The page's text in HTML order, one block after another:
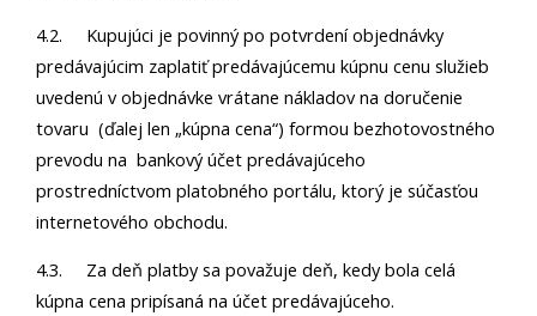
4.2. Kupujúci je povinný po potvrdení objednávky
predávajúcim zaplatiť predávajúcemu kúpnu cenu služieb
uvedenú v objednávke vrátane nákladov na doručenie
tovaru (ďalej len „kúpna cena“) formou bezhotovostného
prevodu na bankový účet predávajúceho
prostredníctvom platobného portálu, ktorý je súčasťou
internetového obchodu.
4.3. Za deň platby sa považuje deň, kedy bola celá
kúpna cena pripísaná na účet predávajúceho.